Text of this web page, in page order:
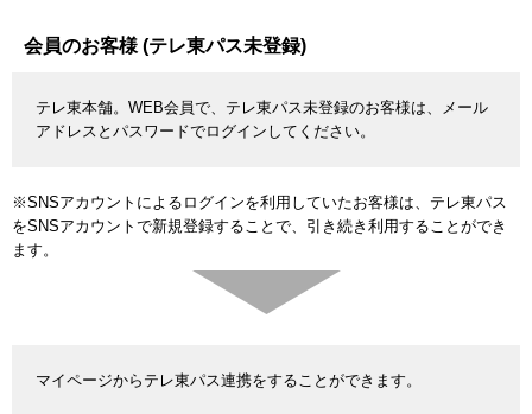
会員のお客様 (テレ東パス未登録)
テレ東本舗。WEB会員で、テレ東パス未登録のお客様は、メール
アドレスとパスワードでログインしてください。
※SNSアカウントによるログインを利用していたお客様は、テレ東パス
をSNSアカウントで新規登録することで、引き続き利用することができ
ます。
マイページからテレ東パス連携をすることができます。